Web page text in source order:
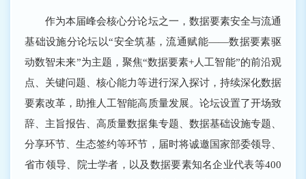
作为本届峰会核心分论坛之一，数据要素安全与流通
基础设施分论坛以“安全筑基，流通赋能——数据要素驱
动数智未来”为主题，聚焦“数据要素+人工智能”的前沿观
点、关键问题、核心能力等进行深入探讨，持续深化数据
要素改革，助推人工智能高质量发展。论坛设置了开场致
辞、主旨报告、高质量数据集专题、数据基础设施专题、
分享环节、生态签约等环节，届时将诚邀国家部委领导、
省市领导、院士学者，以及数据要素知名企业代表等400